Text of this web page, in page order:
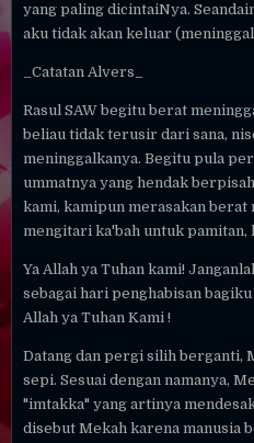
yang paling dicintaiNya.
aku tidak akan keluar
_Catatan Alvers_
Rasul SAW begitu berat
beliau tidak terusir dari sana,
meninggalkanya. Begitu pula
ummatnya yang hendak
kami, kamipun merasakan berat
mengitari ka'bah untuk pamitan,
Ya Allah ya Tuhan kami!
sebagai hari penghabisan
Allah ya Tuhan Kami !
Datang dan pergi silih berganti,
sepi. Sesuai dengan namanya,
"imtakka" yang artinya
disebut Mekah karena manusia